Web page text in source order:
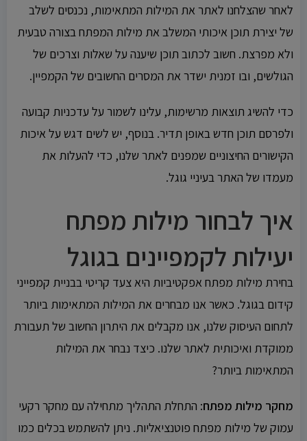
לאחר שהצלחנו לאתר את המילות המתאימות, נכנסים לשלב
של יצירת תוכן איכותי המשלב את מילות המפתח בצורה טבעית
ולא מפרצת. חשוב לכתוב תוכן שיענה על שאלות וצרכים של
הגולשים, ובו זמנית ישדר את המסרים החשובים של הקמפיין.
כדי להשיג תוצאות מרשימות, עלינו לשמור על עדכניות קבועה
ולפרסם תוכן חדש באופן תדיר. בנוסף, יש לשים דגש על איכות
הקישורים החיצוניים שמפנים לאתר שלנו, כדי להעלות את
מעמדו של האתר בעיניי גוגל.
איך לבחור מילות מפתח
יעילות לקמפיינים בגוגל
בחירת מילות מפתח אפקטיביות היא צעד קריטי בבניית קמפייני
קידום בגוגל. כאשר אנו מבחרים את המילות המתאימות ביותר
לתחום העיסוק שלנו, אנו מקבלים את היתרון החשוב של תעבורת
ממוקדת ואיכותית לאתר שלנו. כיצד נבחר את המילות
המתאימות ביותר?
מחקר מילות מפתח: התחלת התהליך מתחילה עם מחקר רקעי
עמוק של מילות מפתח פוטנציאליות. ניתן להשתמש בכלים כמו